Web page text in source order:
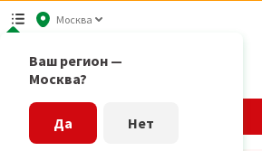
Москва
Ваш регион —
Москва?
Да Нет